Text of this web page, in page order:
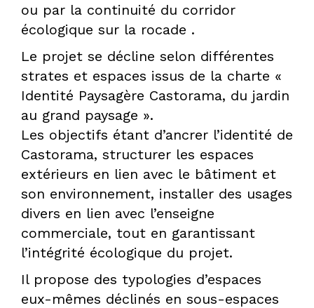
DPLG
ou par la continuité du corridor
écologique sur la rocade .
Le projet se décline selon différentes
strates et espaces issus de la charte «
Identité Paysagère Castorama, du jardin
au grand paysage ».
Les objectifs étant d’ancrer l’identité de
Castorama, structurer les espaces
extérieurs en lien avec le bâtiment et
son environnement, installer des usages
divers en lien avec l’enseigne
commerciale, tout en garantissant
l’intégrité écologique du projet.
Il propose des typologies d’espaces
eux-mêmes déclinés en sous-espaces